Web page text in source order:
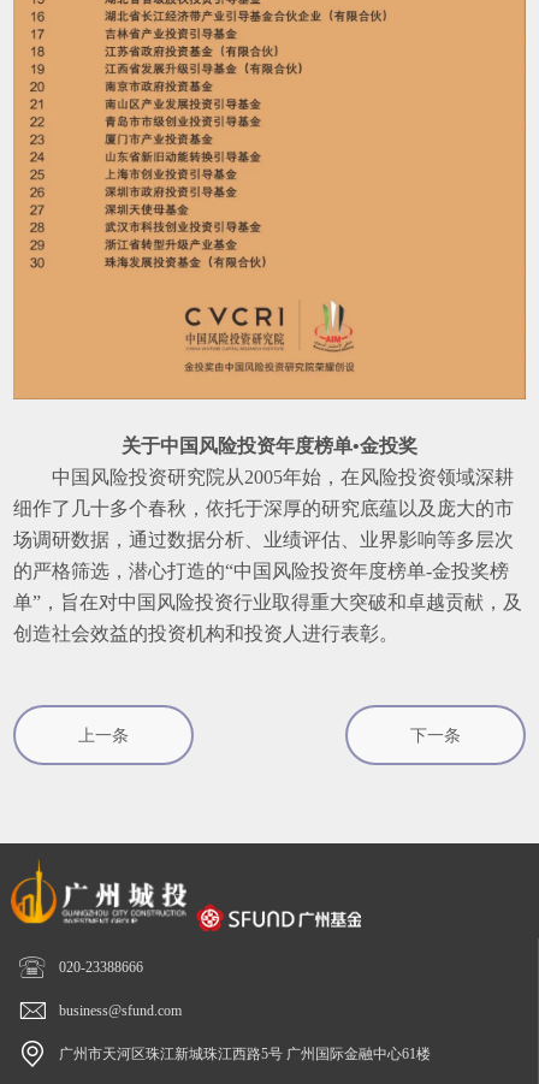
关于中国风险投资年度榜单•金投奖
中国风险投资研究院从2005年始，在风险投资领域深耕
细作了几十多个春秋，依托于深厚的研究底蕴以及庞大的市
场调研数据，通过数据分析、业绩评估、业界影响等多层次
的严格筛选，潜心打造的“中国风险投资年度榜单-金投奖榜
单”，旨在对中国风险投资行业取得重大突破和卓越贡献，及
创造社会效益的投资机构和投资人进行表彰。
上一条 下一条
 020-23388666
 business@sfund.com
 广州市天河区珠江新城珠江西路5号 广州国际金融中心61楼